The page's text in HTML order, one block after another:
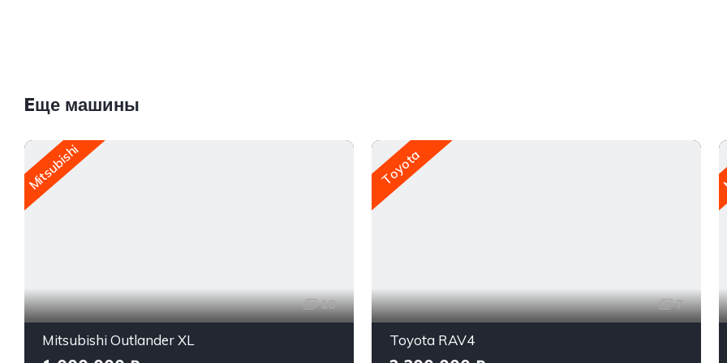
Eще машины
Mitsubishi
16
Mitsubishi Outlander XL
Toyota
7
Toyota RAV4